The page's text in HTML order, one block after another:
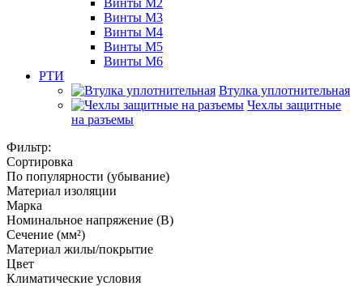
Винты М2
Винты М3
Винты М4
Винты М5
Винты М6
РТИ
Втулка уплотнительная
Чехлы защитные
на разъемы
Фильтр:
Сортировка
По популярности (убывание)
Материал изоляции
Марка
Номинальное напряжение (В)
Сечение (мм²)
Материал жилы/покрытие
Цвет
Климатические условия